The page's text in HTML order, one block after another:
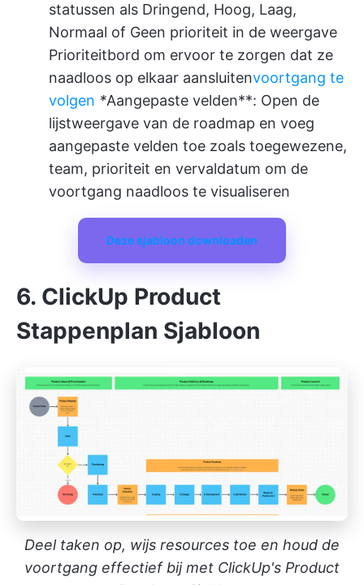
statussen als Dringend, Hoog, Laag,
Normaal of Geen prioriteit in de weergave
Prioriteitbord om ervoor te zorgen dat ze
naadloos op elkaar aansluitenvoortgang te
volgen *Aangepaste velden**: Open de
lijstweergave van de roadmap en voeg
aangepaste velden toe zoals toegewezene,
team, prioriteit en vervaldatum om de
voortgang naadloos te visualiseren
Deze sjabloon downloaden
6. ClickUp Product
Stappenplan Sjabloon
Deel taken op, wijs resources toe en houd de
voortgang effectief bij met ClickUp's Product